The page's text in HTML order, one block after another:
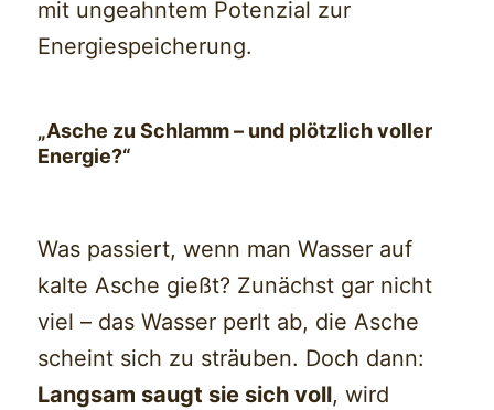
mit ungeahntem Potenzial zur
Energiespeicherung.
„Asche zu Schlamm – und plötzlich voller
Energie?“
Was passiert, wenn man Wasser auf
kalte Asche gießt? Zunächst gar nicht
viel – das Wasser perlt ab, die Asche
scheint sich zu sträuben. Doch dann:
Langsam saugt sie sich voll, wird